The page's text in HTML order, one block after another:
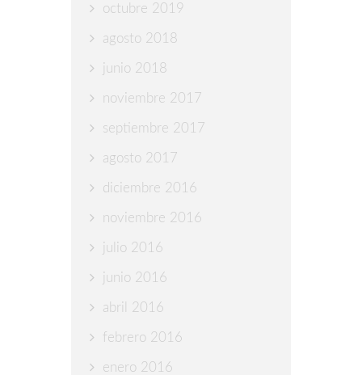
octubre 2019
agosto 2018
junio 2018
noviembre 2017
septiembre 2017
agosto 2017
diciembre 2016
noviembre 2016
julio 2016
junio 2016
abril 2016
febrero 2016
enero 2016